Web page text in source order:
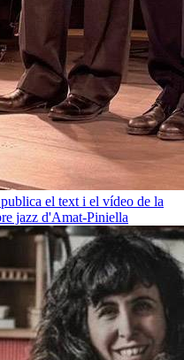
el text i el vídeo de la
jazz d'Amat-Piniella